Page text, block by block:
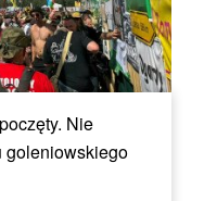
Nie
goleniowskiego